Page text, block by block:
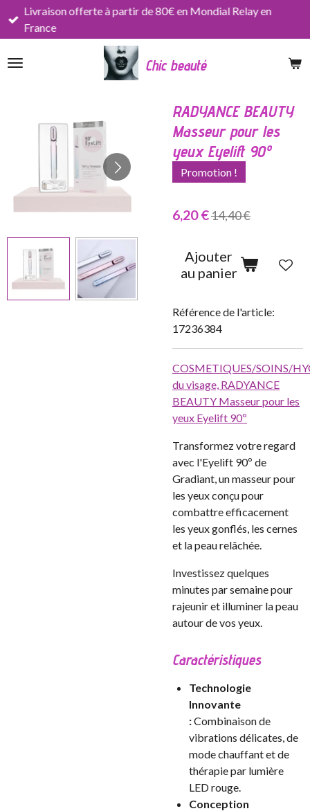
Passer
principal
Chic beauté
Livraison offerte à partir de 80€ en Mondial Relay en
France
RADYANCE BEAUTY
Masseur pour les
yeux Eyelift 90º
Promotion !
6,20 €14,40 €
Ajouter
au panier
Référence de l'article:
17236384
COSMETIQUES/SOINS/
du visage, RADYANCE
BEAUTY Masseur pour les
yeux Eyelift 90º
Transformez votre regard
avec l'Eyelift 90º de
Gradiant, un masseur pour
les yeux conçu pour
combattre efficacement
les yeux gonflés, les cernes
et la peau relâchée.
Investissez quelques
minutes par semaine pour
rajeunir et illuminer la peau
autour de vos yeux.
Caractéristiques
Technologie
Innovante
:Combinaison de
vibrations délicates, de
mode chauffant et de
thérapie par lumière
LED rouge.
Conception